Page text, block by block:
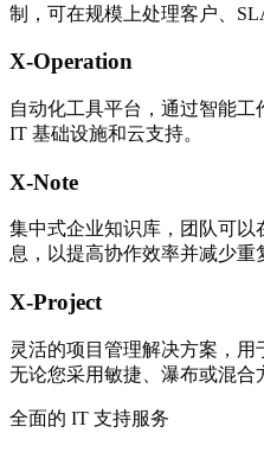
制，可在规模上处理客户、
X-Operation
自动化工具平台，通过智能
IT 基础设施和云支持。
X-Note
集中式企业知识库，团队可
息，以提高协作效率并减少重
X-Project
灵活的项目管理解决方案，用
无论您采用敏捷、瀑布或混合
全面的 IT 支持服务